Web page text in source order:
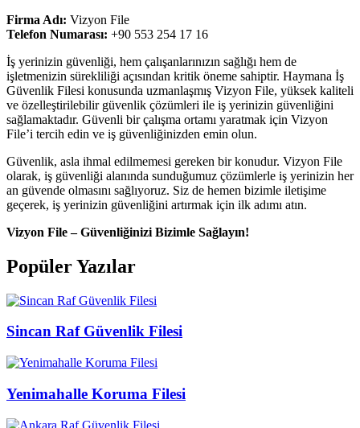
Firma Adı: Vizyon File
Telefon Numarası: +90 553 254 17 16
İş yerinizin güvenliği, hem çalışanlarınızın sağlığı hem de
işletmenizin sürekliliği açısından kritik öneme sahiptir. Haymana İş
Güvenlik Filesi konusunda uzmanlaşmış Vizyon File, yüksek kaliteli
ve özelleştirilebilir güvenlik çözümleri ile iş yerinizin güvenliğini
sağlamaktadır. Güvenli bir çalışma ortamı yaratmak için Vizyon
File’i tercih edin ve iş güvenliğinizden emin olun.
Güvenlik, asla ihmal edilmemesi gereken bir konudur. Vizyon File
olarak, iş güvenliği alanında sunduğumuz çözümlerle iş yerinizin her
an güvende olmasını sağlıyoruz. Siz de hemen bizimle iletişime
geçerek, iş yerinizin güvenliğini artırmak için ilk adımı atın.
Vizyon File – Güvenliğinizi Bizimle Sağlayın!
Popüler Yazılar
Sincan Raf Güvenlik Filesi
Yenimahalle Koruma Filesi